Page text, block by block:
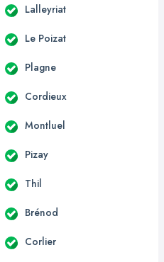
Lalleyriat
Le Poizat
Plagne
Cordieux
Montluel
Pizay
Thil
Brénod
Corlier